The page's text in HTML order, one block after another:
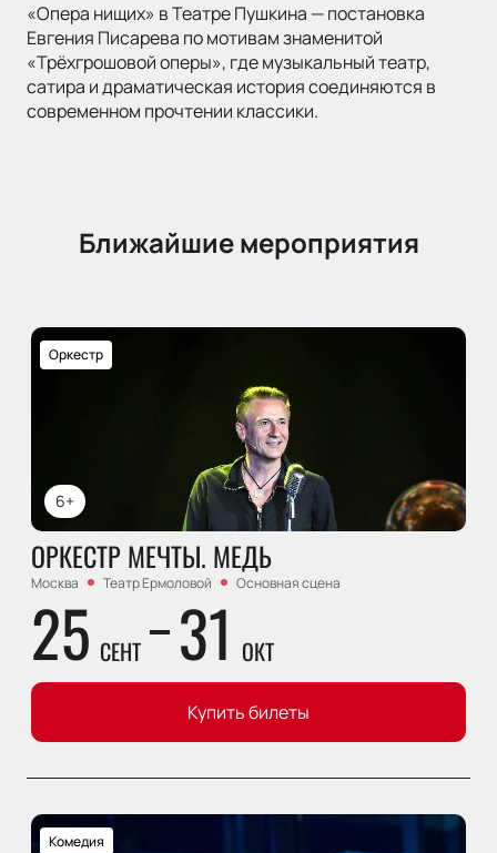
«Опера нищих» в Театре Пушкина — постановка
Евгения Писарева по мотивам знаменитой
«Трёхгрошовой оперы», где музыкальный театр,
сатира и драматическая история соединяются в
современном прочтении классики.
Ближайшие мероприятия
6+
Оркестр
ОРКЕСТР МЕЧТЫ. МЕДЬ
Москва Театр Ермоловой Основная сцена
25 СЕНТ 31 ОКТ
Купить билеты
Комедия